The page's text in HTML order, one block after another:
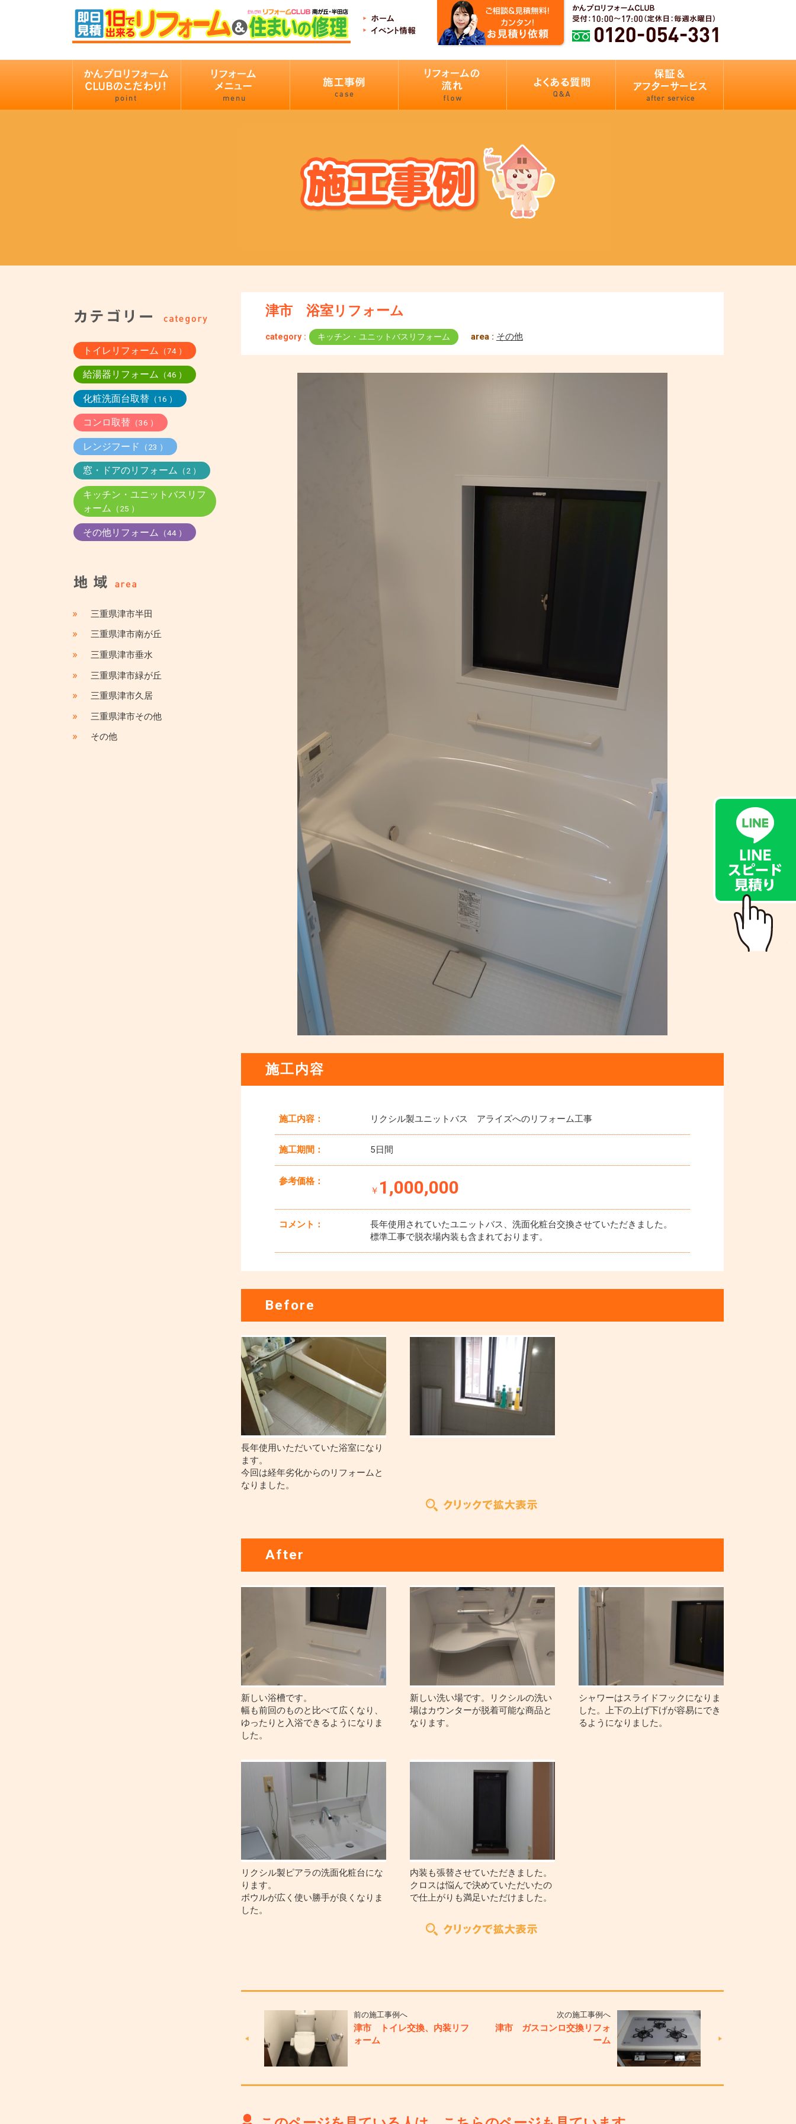
津市 浴室リフォーム
category : キッチン・ユニットバスリフォーム area : その他
施工内容
施工内容： リクシル製ユニットバス アライズへのリフォーム工事
施工期間： 5日間
参考価格：
￥ 1,000,000
コメント：
長年使用されていたユニットバス、洗面化粧台交換させていただきました。
標準工事で脱衣場内装も含まれております。
Before
長年使用いただいていた浴室になり
ます。
今回は経年劣化からのリフォームと
なりました。
After
新しい浴槽です。
幅も前回のものと比べて広くなり、
ゆったりと入浴できるようになりま
した。
新しい洗い場です。リクシルの洗い
場はカウンターが脱着可能な商品と
なります。
シャワーはスライドフックになりま
した。上下の上げ下げが容易にでき
るようになりました。
リクシル製ピアラの洗面化粧台にな
ります。
ボウルが広く使い勝手が良くなりま
した。
内装も張替させていただきました。
クロスは悩んで決めていただいたの
で仕上がりも満足いただけました。
前の施工事例へ
津市 トイレ交換、内装リフ
ォーム
次の施工事例へ
津市 ガスコンロ交換リフォ
ーム
トイレリフォーム （74 ）
給湯器リフォーム （46 ）
化粧洗面台取替（16 ）
コンロ取替（36 ）
レンジフード （23 ）
窓・ドアのリフォーム （2 ）
キッチン・ユニットバスリフ
ォーム （25 ）
その他リフォーム （44 ）
» 三重県津市半田
» 三重県津市南が丘
» 三重県津市垂水
» 三重県津市緑が丘
» 三重県津市久居
» 三重県津市その他
» その他